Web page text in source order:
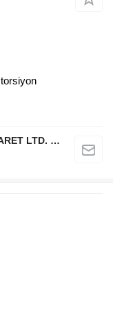
torsiyon
ATA GRUP RENT a CAR OTOMOTİV TİCARET LTD. ŞTİ.